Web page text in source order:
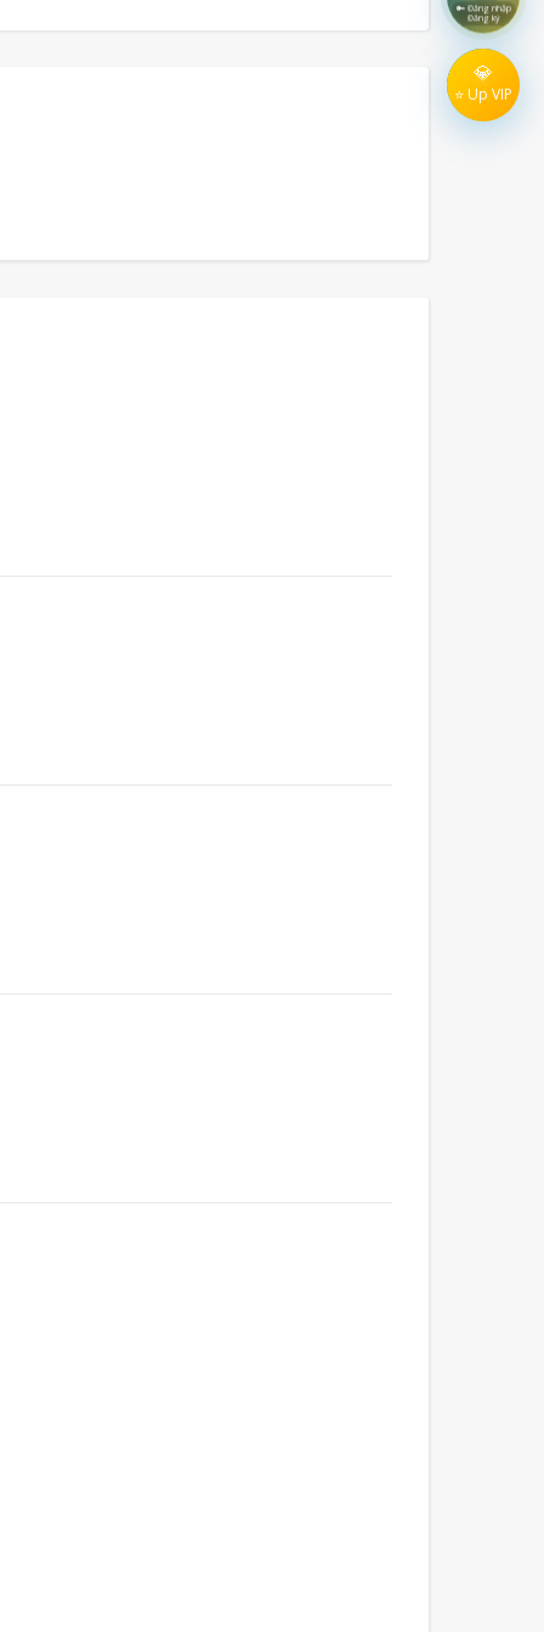
🔑 Đăng nhập
Đăng ký
💎
⭐ Up VIP